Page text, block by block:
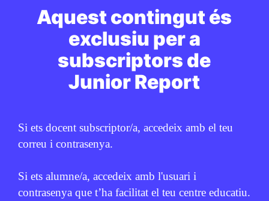
Aquest contingut és
exclusiu per a
subscriptors de
Junior Report
Si ets docent subscriptor/a, accedeix amb el teu
correu i contrasenya.
Si ets alumne/a, accedeix amb l'usuari i
contrasenya que t’ha facilitat el teu centre educatiu.
CULTURA
Trivial de cultura general (18)
31 DE JULIOL DE 2026 · 6:00
CICLE SUPERIOR DE PRIMÀRIA
1R CICLE ESO
PUBLICITAT: